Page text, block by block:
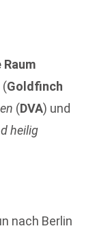
Raum
(Goldfinch
(DVA) und
heilig
nach Berlin